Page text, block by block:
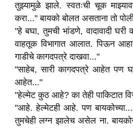
तुझ्यामुळे झाले. स्वतःची चूक
करा..." बायको बोलत असताना तो
"हे बघा, तुमची भांडणे, वादावादी
वाहतूक विभागात आलात. पिऊन
गाडीचे कागदपत्रे दाखवा..."
"साहेब, सारी कागदपत्रे आहेत पण
आहेत..."
"हेल्मेट कुठ आहे? का तेही पाकिटात
"आहे. हेल्मेटही आहे. पण
तुमचेही लग्न झालेच असेल ना.